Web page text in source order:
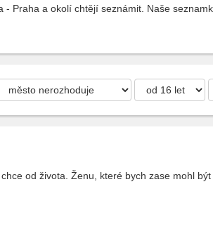
Praha a okolí chtějí seznámit. Naše
od života. Ženu, které bych zase mohl být